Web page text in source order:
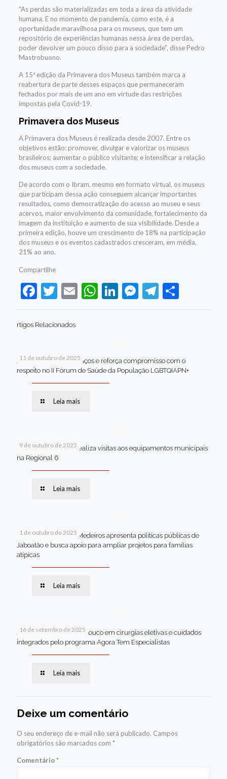
“As perdas são materializadas em toda a área da atividade
humana. E no momento de pandemia, como este, é a
oportunidade maravilhosa para os museus, que tem um
repositório de experiências humanas nessa área de perdas,
poder devolver um pouco disso para a sociedade”, disse Pedro
Mastrobuono.
A 15ª edição da Primavera dos Museus também marca a
reabertura de parte desses espaços que permaneceram
fechados por mais de um ano em virtude das restrições
impostas pela Covid-19.
Primavera dos Museus
A Primavera dos Museus é realizada desde 2007. Entre os
objetivos estão: promover, divulgar e valorizar os museus
brasileiros; aumentar o público visitante; e intensificar a relação
dos museus com a sociedade.
De acordo com o Ibram, mesmo em formato virtual, os museus
que participam dessa ação conseguem alcançar importantes
resultados, como democratização do acesso ao museu e seus
acervos, maior envolvimento da comunidade, fortalecimento da
imagem da instituição e aumento de sua visibilidade. Desde a
primeira edição, houve um crescimento de 18% na participação
dos museus e os eventos cadastrados cresceram, em média,
21% ao ano.
Compartilhe
Facebook
Twitter
EmailWhatsApp
LinkedIn
Messenger
Telegram
Share
rtigos Relacionados
11 de outubro de 2025
Jaboatão celebra avanços e reforça compromisso com o
respeito no II Fórum de Saúde da População LGBTQIAPN+
Leia mais
9 de outubro de 2025
Van dos secretários realiza visitas aos equipamentos municipais
na Regional 6
Leia mais
1 de outubro de 2025
Em Brasília, Andréa Medeiros apresenta políticas públicas de
Jaboatão e busca apoio para ampliar projetos para famílias
atípicas
Leia mais
16 de setembro de 2025
Jaboatão lidera Pernambuco em cirurgias eletivas e cuidados
integrados pelo programa Agora Tem Especialistas
Leia mais
Deixe um comentário
O seu endereço de e-mail não será publicado. Campos
obrigatórios são marcados com *
Comentário*